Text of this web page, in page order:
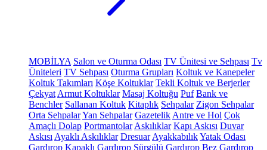
MOBİLYA Salon ve Oturma Odası TV Ünitesi ve Sehpası Tv
Üniteleri TV Sehpası Oturma Grupları Koltuk ve Kanepeler
Koltuk Takımları Köşe Koltuklar Tekli Koltuk ve Berjerler
Çekyat Armut Koltuklar Masaj Koltuğu Puf Bank ve
Benchler Sallanan Koltuk Kitaplık Sehpalar Zigon Sehpalar
Orta SehpalarYan Sehpalar Gazetelik Antre ve Hol Çok
Amaçlı Dolap Portmantolar Askılıklar Kapı Askısı Duvar
Askısı Ayaklı Askılıklar Dresuar AyakkabılıkYatak Odası
Gardırop Kapaklı Gardırop Sürgülü Gardırop Bez Gardırop